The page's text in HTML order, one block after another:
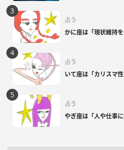
占う
かに座は「現状維持
占う
いて座は「カリスマ性
占う
やぎ座は「人や仕事に